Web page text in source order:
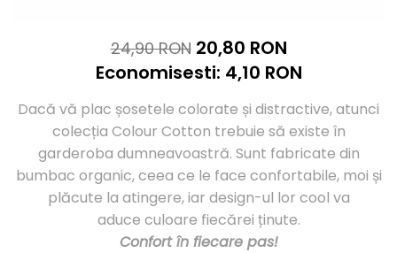
Ciorapi cu banda adeziva
Ciorapi compresivi si modelatori
Ciorapi colorati
Sosete poliamida
Sosete lana merino
Merino Presents
Merino Snow
Merino Fine
Sosete Alergare
Sosete de Compresie
Sosete Tenis
Sosete Ciclism
Sosete Schi
Sosete Fotbal
Sosete medicinale
24,90 RON 20,80 RON
Economisesti: 4,10 RON
Dacă vă plac șosetele colorate și distractive, atunci
colecția Colour Cotton trebuie să existe în
garderoba dumneavoastră. Sunt fabricate din
bumbac organic, ceea ce le face confortabile, moi și
plăcute la atingere, iar design-ul lor cool va
aduce culoare fiecărei ținute.
Confort în fiecare pas!